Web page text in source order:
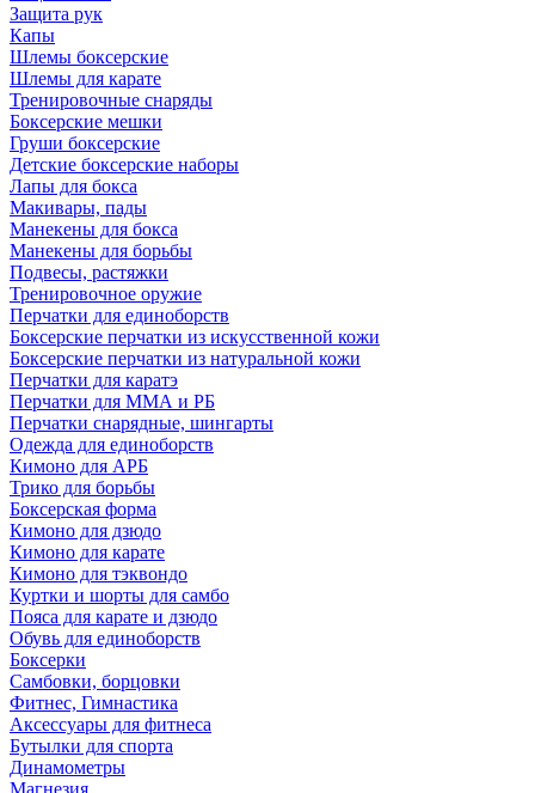
Защита рук
Капы
Шлемы боксерские
Шлемы для карате
Тренировочные снаряды
Боксерские мешки
Груши боксерские
Детские боксерские наборы
Лапы для бокса
Макивары, пады
Манекены для бокса
Манекены для борьбы
Подвесы, растяжки
Тренировочное оружие
Перчатки для единоборств
Боксерские перчатки из искусственной кожи
Боксерские перчатки из натуральной кожи
Перчатки для каратэ
Перчатки для ММА и РБ
Перчатки снарядные, шингарты
Одежда для единоборств
Кимоно для АРБ
Трико для борьбы
Боксерская форма
Кимоно для дзюдо
Кимоно для карате
Кимоно для тэквондо
Куртки и шорты для самбо
Пояса для карате и дзюдо
Обувь для единоборств
Боксерки
Самбовки, борцовки
Фитнес, Гимнастика
Аксессуары для фитнеса
Бутылки для спорта
Динамометры
Магнезия